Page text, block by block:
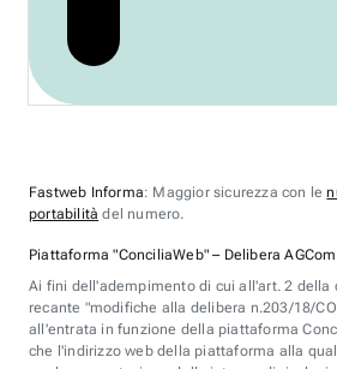
Fastweb Informa: Maggior sicurezza con le
portabilità del numero.
Piattaforma "ConciliaWeb" – Delibera
Ai fini dell'adempimento di cui all'art. 2 della
recante "modifiche alla delibera n.203/18/
all'entrata in funzione della piattaforma
che l'indirizzo web della piattaforma alla